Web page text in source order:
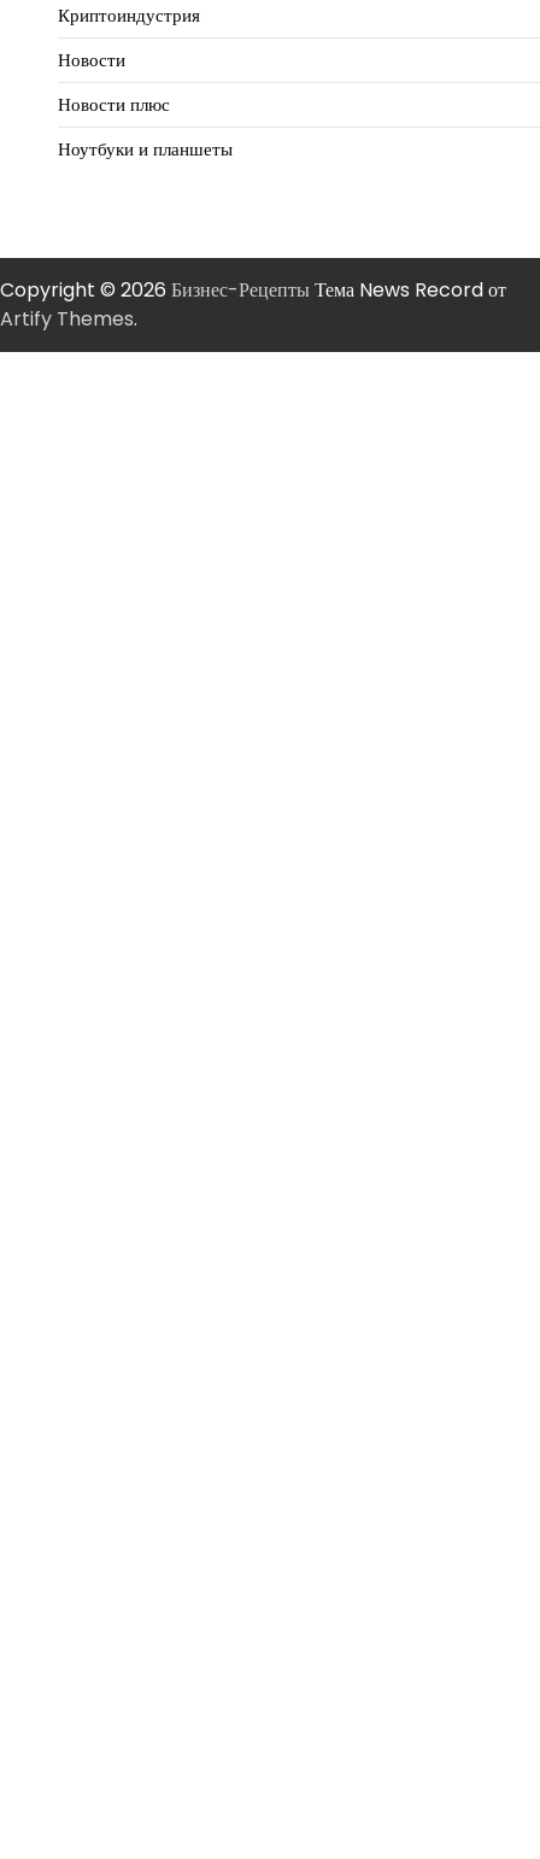
Криптоиндустрия
Новости
Новости плюс
Ноутбуки и планшеты
Copyright © 2026 Бизнес-РецептыТема News Record от
Artify Themes.